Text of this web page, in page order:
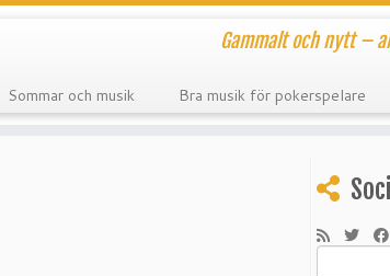
Gammalt och nytt –
Sommar och musik Bra musik för pokerspelare